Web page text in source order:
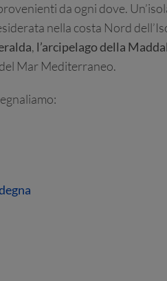
da ogni dove.
nella costa Nord
, l’arcipelago della
Mar Mediterraneo.